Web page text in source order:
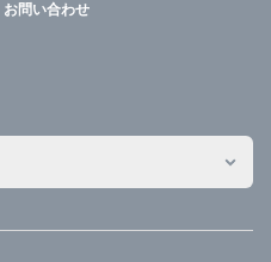
お問い合わせ